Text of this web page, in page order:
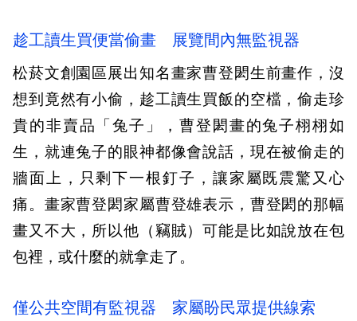
趁工讀生買便當偷畫 展覽間內無監視器
松菸文創園區展出知名畫家曹登閎生前畫作，沒
想到竟然有小偷，趁工讀生買飯的空檔，偷走珍
貴的非賣品「兔子」，曹登閎畫的兔子栩栩如
生，就連兔子的眼神都像會說話，現在被偷走的
牆面上，只剩下一根釘子，讓家屬既震驚又心
痛。畫家曹登閎家屬曹登雄表示，曹登閎的那幅
畫又不大，所以他（竊賊）可能是比如說放在包
包裡，或什麼的就拿走了。
僅公共空間有監視器 家屬盼民眾提供線索